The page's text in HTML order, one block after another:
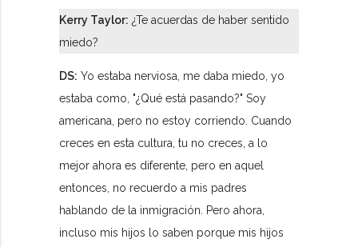
Kerry Taylor: ¿Te acuerdas de haber sentido
miedo?
DS: Yo estaba nerviosa, me daba miedo, yo
estaba como, "¿Qué está pasando?" Soy
americana, pero no estoy corriendo. Cuando
creces en esta cultura, tu no creces, a lo
mejor ahora es diferente, pero en aquel
entonces, no recuerdo a mis padres
hablando de la inmigración. Pero ahora,
incluso mis hijos lo saben porque mis hijos